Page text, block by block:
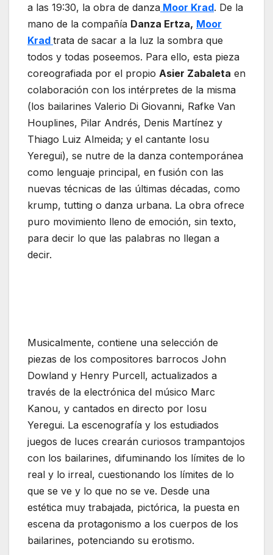
a las 19:30, la obra de danza Moor Krad. De la
mano de la compañía Danza Ertza, Moor
Krad trata de sacar a la luz la sombra que
todos y todas poseemos. Para ello, esta pieza
coreografiada por el propio Asier Zabaleta en
colaboración con los intérpretes de la misma
(los bailarines Valerio Di Giovanni, Rafke Van
Houplines, Pilar Andrés, Denis Martínez y
Thiago Luiz Almeida; y el cantante Iosu
Yeregui), se nutre de la danza contemporánea
como lenguaje principal, en fusión con las
nuevas técnicas de las últimas décadas, como
krump, tutting o danza urbana. La obra ofrece
puro movimiento lleno de emoción, sin texto,
para decir lo que las palabras no llegan a
decir.
Musicalmente, contiene una selección de
piezas de los compositores barrocos John
Dowland y Henry Purcell, actualizados a
través de la electrónica del músico Marc
Kanou, y cantados en directo por Iosu
Yeregui. La escenografía y los estudiados
juegos de luces crearán curiosos trampantojos
con los bailarines, difuminando los límites de lo
real y lo irreal, cuestionando los límites de lo
que se ve y lo que no se ve. Desde una
estética muy trabajada, pictórica, la puesta en
escena da protagonismo a los cuerpos de los
bailarines, potenciando su erotismo.